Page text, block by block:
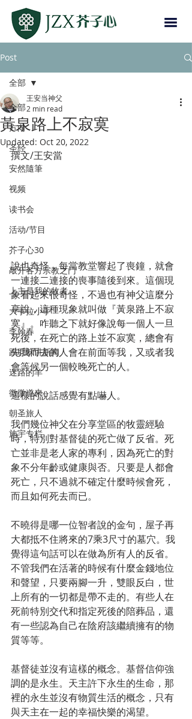
Post
全部
方向
圣经
安然隨筆
视频
读书会
活动/节目
芥子心30
敲开各方宗教之门
上主是我的牧者
大手拉小手
李翰春
跟耶稣讲新闻
迷路的羊
微微道来
朝圣旅人
施宇专栏
全部
黃泉路上不寂寞
王安当神父
2 min read
Updated: Oct 20, 2022
撰文/王安當
說也奇怪，每當教堂響起了喪鐘，就會
一連接二連接的喪事隨後到來。這個現
象看起來很奇怪，不過也有神父這麼分
享說，這種現象就叫做『黃泉路上不寂
寞』。咋聽之下就好像說每一個人一旦
死後，在死亡的路上並不寂寞，總會有
先我而去的人會在前面等我，又或者我
會等候另一個較晚死亡的人。
這樣的說話感覺有點嚇人。
我們幾位神父在分享堂區的牧靈經驗
時，特別對基督徒的死亡做了反省。死
亡並非是老人家的專利，因為死亡的對
象不分年齡或健康與否。只要是人都會
死亡，只不過就不確定什麼時候會死，
而且如何死去而已。
不曉得是哪一位智者說的金句，屋子再
大都抵不住將來的7乘3尺寸的墓穴。我
覺得這句話可以在做為所有人的反省。
不管我們在活著的時候有什麼金錢地位
和聲望，只要兩腳一升，雙眼反白，世
上所有的一切都是帶不走的。有些人在
死前特別交代和指定死後的陪葬品，還
有一些認為自己在陰府該繼續擁有的物
質等等。
基督徒並沒有這樣的概念。基督信仰強
調的是永生。天主許下永生的生命，那
裡的永生並沒有物質生活的概念，只有
與天主在一起的幸福快樂的渴望。